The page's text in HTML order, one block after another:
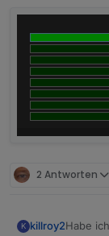
2 Antworten
K killroy2Habe